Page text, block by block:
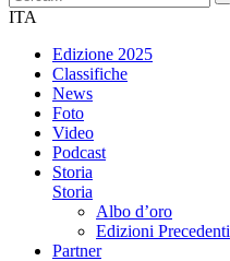
ITA
Edizione 2025
Classifiche
News
Foto
Video
Podcast
Storia
Storia
Albo d’oro
Edizioni Precedenti
Partner